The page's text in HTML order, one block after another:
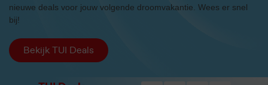
nieuwe deals voor jouw volgende droomvakantie. Wees er snel
bij!
Bekijk TUI Deals